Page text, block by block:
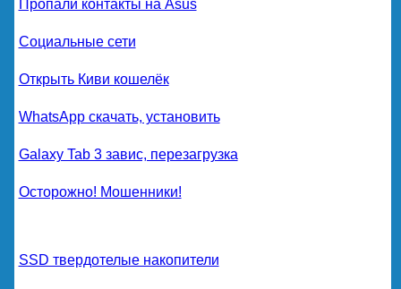
Пропали контакты на Asus
Социальные сети
Открыть Киви кошелёк
WhatsApp скачать, установить
Galaxy Tab 3 завис, перезагрузка
Осторожно! Мошенники!
SSD твердотелые накопители